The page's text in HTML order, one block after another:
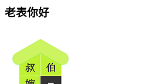
老表你好